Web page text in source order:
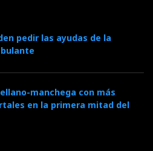
pedir las ayudas de la
manchega con más
en la primera mitad del